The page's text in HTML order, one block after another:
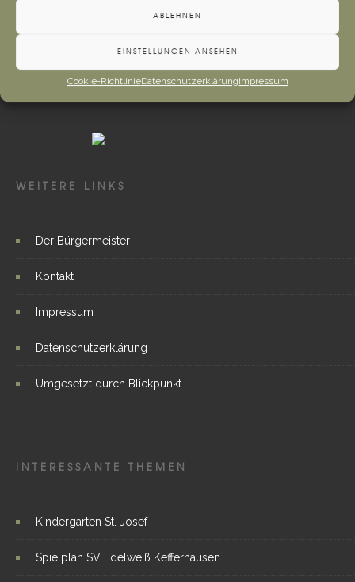
ABLEHNEN
EINSTELLUNGEN ANSEHEN
Cookie-RichtlinieDatenschutzerklärungImpressum
WEITERE LINKS
Der Bürgermeister
Kontakt
Impressum
Datenschutzerklärung
Umgesetzt durch Blickpunkt
INTERESSANTE THEMEN
Kindergarten St. Josef
Spielplan SV Edelweiß Kefferhausen